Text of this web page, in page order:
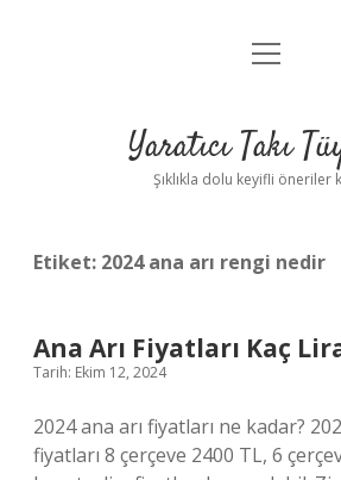
Anasayfa
Yasal Uyarı
menüyü
Yaratıcı Takı
Şıklıkla dolu keyifli öneriler
Etiket: 2024 ana arı rengi nedir
Ana Arı Fiyatları Kaç
Tarih: Ekim 12, 2024
2024 ana arı fiyatları ne kadar?
fiyatları 8 çerçeve 2400 TL, 6